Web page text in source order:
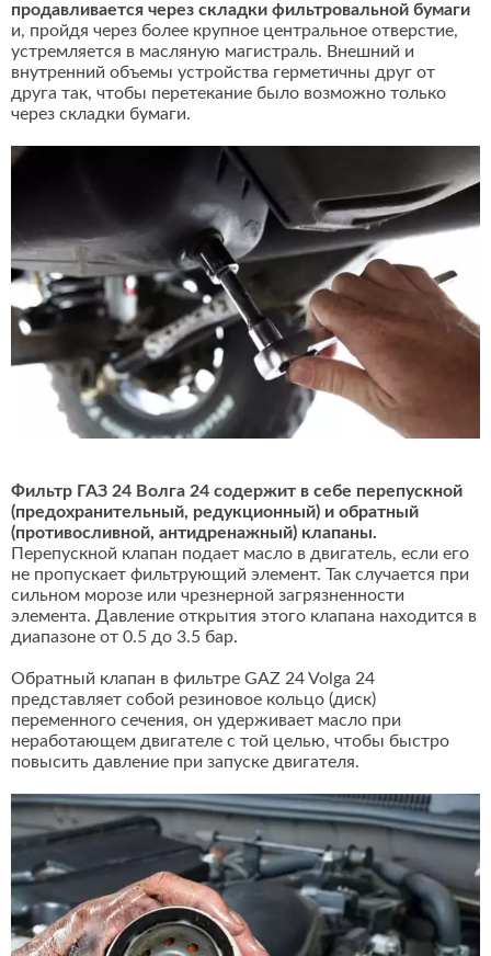
продавливается через складки фильтровальной бумаги
и, пройдя через более крупное центральное отверстие,
устремляется в масляную магистраль. Внешний и
внутренний объемы устройства герметичны друг от
друга так, чтобы перетекание было возможно только
через складки бумаги.
Фильтр ГАЗ 24 Волга 24 содержит в себе перепускной
(предохранительный, редукционный) и обратный
(противосливной, антидренажный) клапаны.
Перепускной клапан подает масло в двигатель, если его
не пропускает фильтрующий элемент. Так случается при
сильном морозе или чрезнерной загрязненности
элемента. Давление открытия этого клапана находится в
диапазоне от 0.5 до 3.5 бар.
Обратный клапан в фильтре GAZ 24 Volga 24
представляет собой резиновое кольцо (диск)
переменного сечения, он удерживает масло при
неработающем двигателе с той целью, чтобы быстро
повысить давление при запуске двигателя.